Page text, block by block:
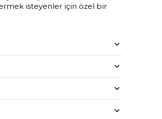
isteyenler için özel bir